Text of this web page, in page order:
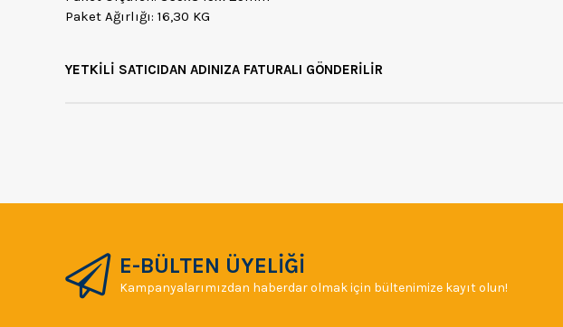
Paket Ağırlığı: 16,30 KG
YETKİLİ SATICIDAN ADINIZA FATURALI GÖNDERİLİR
E-BÜLTEN ÜYELİĞİ
Kampanyalarımızdan haberdar olmak için bültenimize kayıt olun!